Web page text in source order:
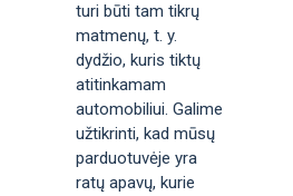
turi būti tam tikrų
matmenų, t. y.
dydžio, kuris tiktų
atitinkamam
automobiliui. Galime
užtikrinti, kad mūsų
parduotuvėje yra
ratų apavų, kurie